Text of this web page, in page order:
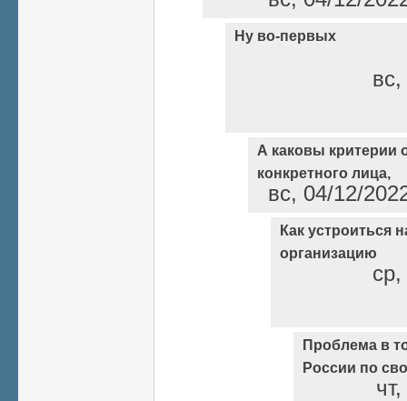
Ну во-первых
А каковы критерии
конкретного лица,
вс, 04/12/
Как устроиться
организацию
Проблема в
России по